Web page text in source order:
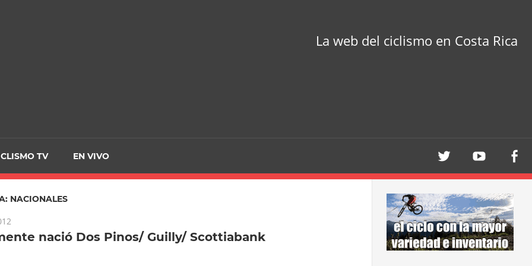
La web del ciclismo en Costa Rica
TV EN VIVO
NACIONALES
nació Dos Pinos/ Guilly/ Scottiabank